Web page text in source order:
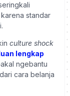
standar
culture shock
lengkap
ngebantu
cara belanja